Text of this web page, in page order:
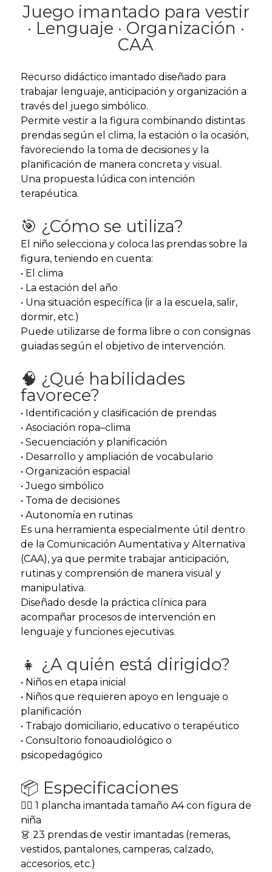
Juego imantado para vestir
· Lenguaje · Organización ·
CAA
Recurso didáctico imantado diseñado para
trabajar lenguaje, anticipación y organización a
través del juego simbólico.
Permite vestir a la figura combinando distintas
prendas según el clima, la estación o la ocasión,
favoreciendo la toma de decisiones y la
planificación de manera concreta y visual.
Una propuesta lúdica con intención
terapéutica.
🎯 ¿Cómo se utiliza?
El niño selecciona y coloca las prendas sobre la
figura, teniendo en cuenta:
• El clima
• La estación del año
• Una situación específica (ir a la escuela, salir,
dormir, etc.)
Puede utilizarse de forma libre o con consignas
guiadas según el objetivo de intervención.
🧠 ¿Qué habilidades
favorece?
• Identificación y clasificación de prendas
• Asociación ropa–clima
• Secuenciación y planificación
• Desarrollo y ampliación de vocabulario
• Organización espacial
• Juego simbólico
• Toma de decisiones
• Autonomía en rutinas
Es una herramienta especialmente útil dentro
de la Comunicación Aumentativa y Alternativa
(CAA), ya que permite trabajar anticipación,
rutinas y comprensión de manera visual y
manipulativa.
Diseñado desde la práctica clínica para
acompañar procesos de intervención en
lenguaje y funciones ejecutivas.
👧 ¿A quién está dirigido?
• Niños en etapa inicial
• Niños que requieren apoyo en lenguaje o
planificación
• Trabajo domiciliario, educativo o terapéutico
• Consultorio fonoaudiológico o
psicopedagógico
📦 Especificaciones
🧍‍♀️ 1 plancha imantada tamaño A4 con figura de
niña
👗 23 prendas de vestir imantadas (remeras,
vestidos, pantalones, camperas, calzado,
accesorios, etc.)